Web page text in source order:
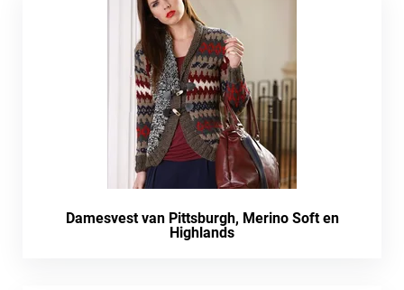
Damesvest van Pittsburgh, Merino Soft en
Highlands